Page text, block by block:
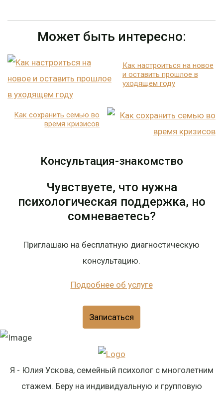
Может быть интересно:
Как настроиться на новое
и оставить прошлое в
уходящем году
Как сохранить семью во
время кризисов
Консультация-знакомство
Чувствуете, что нужна
психологическая поддержка, но
сомневаетесь?
Приглашаю на бесплатную диагностическую
консультацию.
Подробнее об услуге
Записаться
Я - Юлия Ускова, семейный психолог с многолетним
стажем. Беру на индивидуальную и групповую